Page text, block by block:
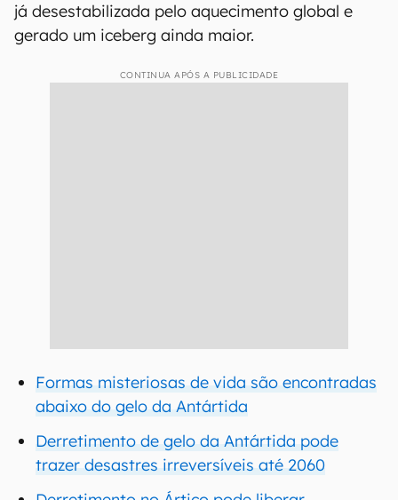
já desestabilizada pelo aquecimento global e
gerado um iceberg ainda maior.
CONTINUA APÓS A PUBLICIDADE
Formas misteriosas de vida são encontradas
abaixo do gelo da Antártida
Derretimento de gelo da Antártida pode
trazer desastres irreversíveis até 2060